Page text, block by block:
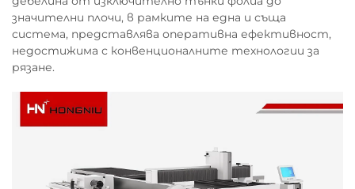
значителни плочи, в рамките на една и съща
система, представлява оперативна ефективност,
недостижима с конвенционалните технологии за
рязане.